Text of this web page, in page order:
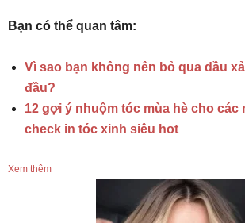
Bạn có thể quan tâm:
Vì sao bạn không nên bỏ qua dầu
đầu?
12 gợi ý nhuộm tóc mùa hè cho các
check in tóc xinh siêu hot
Xem thêm